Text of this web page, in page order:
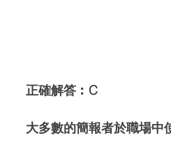
正確解答︰C
大多數的簡報者於職場中